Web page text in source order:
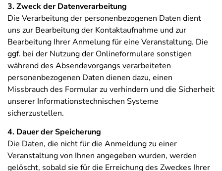
3. Zweck der Datenverarbeitung
Die Verarbeitung der personenbezogenen Daten dient
uns zur Bearbeitung der Kontaktaufnahme und zur
Bearbeitung Ihrer Anmelung für eine Veranstaltung. Die
ggf. bei der Nutzung der Onlineformulare sonstigen
während des Absendevorgangs verarbeiteten
personenbezogenen Daten dienen dazu, einen
Missbrauch des Formular zu verhindern und die Sicherheit
unserer Informationstechnischen Systeme
sicherzustellen.
4. Dauer der Speicherung
Die Daten, die nicht für die Anmeldung zu einer
Veranstaltung von Ihnen angegeben wurden, werden
gelöscht, sobald sie für die Erreichung des Zweckes Ihrer